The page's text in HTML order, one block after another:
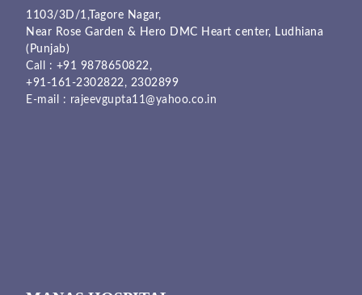
1103/3D/1,Tagore Nagar,
Near Rose Garden & Hero DMC Heart center, Ludhiana
(Punjab)
Call : +91 9878650822,
+91-161-2302822, 2302899
E-mail : rajeevgupta11@yahoo.co.in